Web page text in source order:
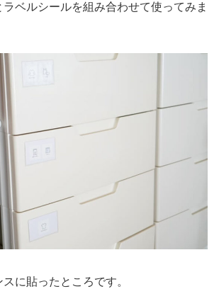
ベルシールを組み合わせて使ってみま
に貼ったところです。